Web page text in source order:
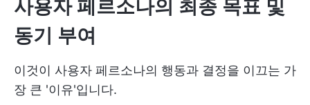
사용자 페르소나의 최종 목표 및
동기 부여
이것이 사용자 페르소나의 행동과 결정을 이끄는 가
장 큰 '이유'입니다.